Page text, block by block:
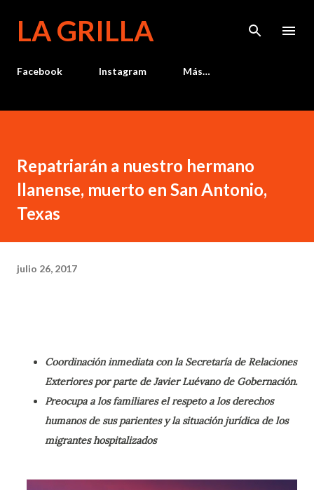
LA GRILLA
Facebook Instagram Más…
Repatriarán a nuestro hermano
llanense, muerto en San Antonio,
Texas
julio 26, 2017
Coordinación inmediata con la Secretaría de Relaciones
Exteriores por parte de Javier Luévano de Gobernación.
Preocupa a los familiares el respeto a los derechos
humanos de sus parientes y la situación jurídica de los
migrantes hospitalizados